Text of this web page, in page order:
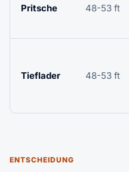
Pritsche 48-53 ft
Tieflader 48-53 ft
ENTSCHEIDUNG